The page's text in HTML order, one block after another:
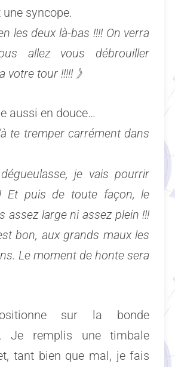
syncope.
les deux là-bas !!!! On verra
allez vous débrouiller
votre tour !!!!! 》
aussi en douce…
te tremper carrément dans
je vais pourrir
Et puis de toute façon, le
assez large ni assez plein !!!
bon, aux grands maux les
Le moment de honte sera
sur la bonde
Je remplis une timbale
tant bien que mal, je fais